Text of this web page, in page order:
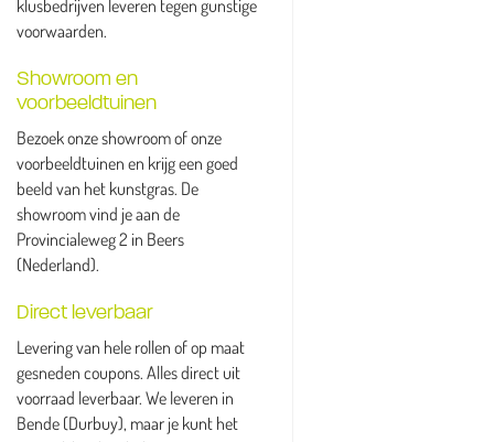
klusbedrijven leveren tegen gunstige
voorwaarden.
Showroom en
voorbeeldtuinen
Bezoek onze showroom of onze
voorbeeldtuinen en krijg een goed
beeld van het kunstgras. De
showroom vind je aan de
Provincialeweg 2 in Beers
(Nederland).
Direct leverbaar
Levering van hele rollen of op maat
gesneden coupons. Alles direct uit
voorraad leverbaar. We leveren in
Bende (Durbuy), maar je kunt het